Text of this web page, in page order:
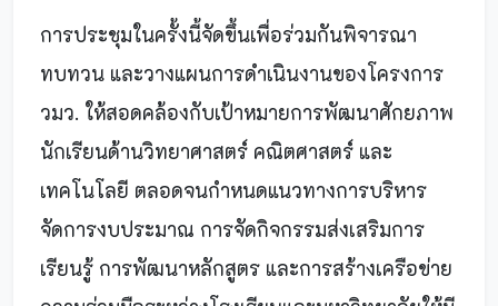
การประชุมในครั้งนี้จัดขึ้นเพื่อร่วมกันพิจารณา
ทบทวน และวางแผนการดำเนินงานของโครงการ
วมว. ให้สอดคล้องกับเป้าหมายการพัฒนาศักยภาพ
นักเรียนด้านวิทยาศาสตร์ คณิตศาสตร์ และ
เทคโนโลยี ตลอดจนกำหนดแนวทางการบริหาร
จัดการงบประมาณ การจัดกิจกรรมส่งเสริมการ
เรียนรู้ การพัฒนาหลักสูตร และการสร้างเครือข่าย